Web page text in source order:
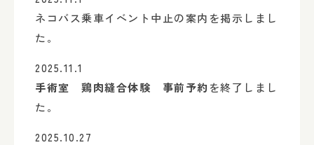
ネコバス乗車イベント中止の案内を掲示しまし
た。
2025.11.1
手術室 鶏肉縫合体験 事前予約 を終了しまし
た。
2025.10.27